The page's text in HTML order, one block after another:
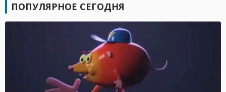
ПОПУЛЯРНОЕ СЕГОДНЯ